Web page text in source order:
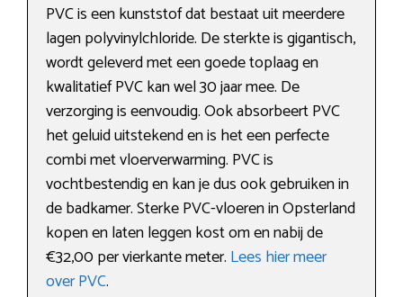
PVC is een kunststof dat bestaat uit meerdere
lagen polyvinylchloride. De sterkte is gigantisch,
wordt geleverd met een goede toplaag en
kwalitatief PVC kan wel 30 jaar mee. De
verzorging is eenvoudig. Ook absorbeert PVC
het geluid uitstekend en is het een perfecte
combi met vloerverwarming. PVC is
vochtbestendig en kan je dus ook gebruiken in
de badkamer. Sterke PVC-vloeren in Opsterland
kopen en laten leggen kost om en nabij de
€32,00 per vierkante meter. Lees hier meer
over PVC.